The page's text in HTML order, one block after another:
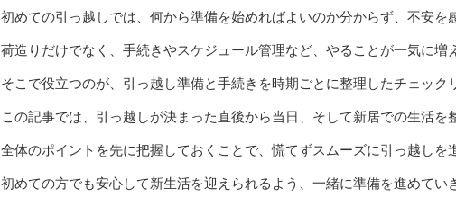
初めての引っ越しでは、何から準備を始めればよいのか分からず、不安を
荷造りだけでなく、手続きやスケジュール管理など、やることが一気に増
そこで役立つのが、引っ越し準備と手続きを時期ごとに整理したチェック
この記事では、引っ越しが決まった直後から当日、そして新居での生活を
全体のポイントを先に把握しておくことで、慌てずスムーズに引っ越しを
初めての方でも安心して新生活を迎えられるよう、一緒に準備を進めてい